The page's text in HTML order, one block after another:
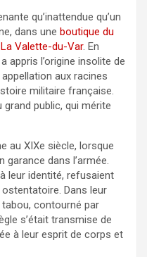
qu’inattendue qu’un
dans une boutique du
Valette-du-Var. En
appris l’origine insolite de
appellation aux racines
militaire française.
public, qui mérite
au XIXe siècle, lorsque
dans l’armée.
leur identité, refusaient
Dans leur
contourné par
s’était transmise de
à leur esprit de corps et